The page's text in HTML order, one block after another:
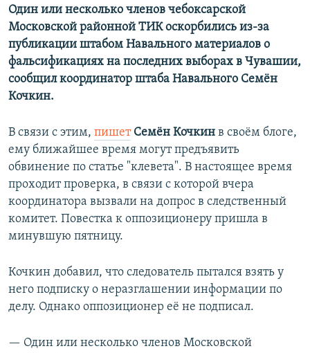
Один или несколько членов чебоксарской
Московской районной ТИК оскорбились из-за
публикации штабом Навального материалов о
фальсификациях на последних выборах в Чувашии,
сообщил координатор штаба Навального Семён
Кочкин.
В связи с этим, пишет Семён Кочкин в своём блоге,
ему ближайшее время могут предъявить
обвинение по статье "клевета". В настоящее время
проходит проверка, в связи с которой вчера
координатора вызвали на допрос в следственный
комитет. Повестка к оппозиционеру пришла в
минувшую пятницу.
Кочкин добавил, что следователь пытался взять у
него подписку о неразглашении информации по
делу. Однако оппозиционер её не подписал.
— Один или несколько членов Московской